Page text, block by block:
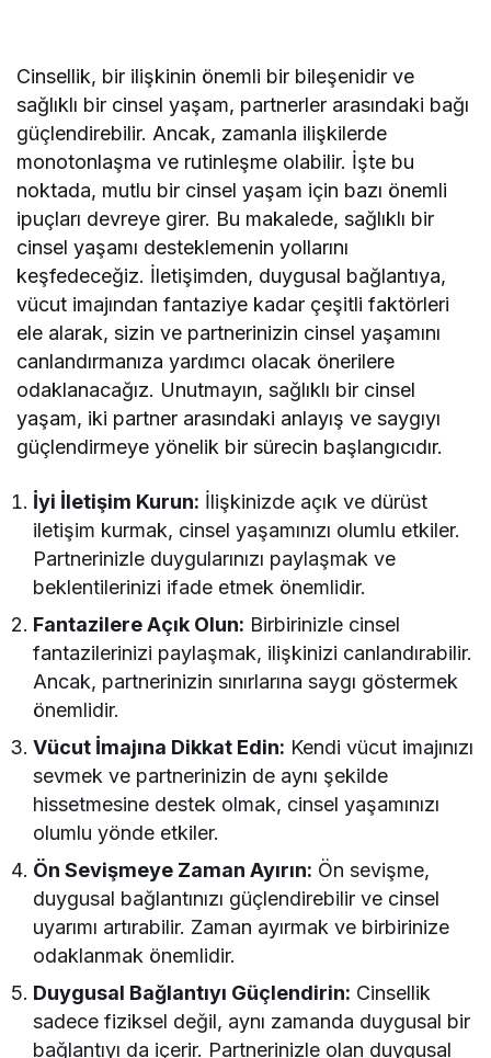
Cinsellik, bir ilişkinin önemli bir bileşenidir ve
sağlıklı bir cinsel yaşam, partnerler arasındaki bağı
güçlendirebilir. Ancak, zamanla ilişkilerde
monotonlaşma ve rutinleşme olabilir. İşte bu
noktada, mutlu bir cinsel yaşam için bazı önemli
ipuçları devreye girer. Bu makalede, sağlıklı bir
cinsel yaşamı desteklemenin yollarını
keşfedeceğiz. İletişimden, duygusal bağlantıya,
vücut imajından fantaziye kadar çeşitli faktörleri
ele alarak, sizin ve partnerinizin cinsel yaşamını
canlandırmanıza yardımcı olacak önerilere
odaklanacağız. Unutmayın, sağlıklı bir cinsel
yaşam, iki partner arasındaki anlayış ve saygıyı
güçlendirmeye yönelik bir sürecin başlangıcıdır.
İyi İletişim Kurun: İlişkinizde açık ve dürüst
iletişim kurmak, cinsel yaşamınızı olumlu etkiler.
Partnerinizle duygularınızı paylaşmak ve
beklentilerinizi ifade etmek önemlidir.
Fantazilere Açık Olun: Birbirinizle cinsel
fantazilerinizi paylaşmak, ilişkinizi canlandırabilir.
Ancak, partnerinizin sınırlarına saygı göstermek
önemlidir.
Vücut İmajına Dikkat Edin: Kendi vücut imajınızı
sevmek ve partnerinizin de aynı şekilde
hissetmesine destek olmak, cinsel yaşamınızı
olumlu yönde etkiler.
Ön Sevişmeye Zaman Ayırın: Ön sevişme,
duygusal bağlantınızı güçlendirebilir ve cinsel
uyarımı artırabilir. Zaman ayırmak ve birbirinize
odaklanmak önemlidir.
Duygusal Bağlantıyı Güçlendirin: Cinsellik
sadece fiziksel değil, aynı zamanda duygusal bir
bağlantıyı da içerir. Partnerinizle olan duygusal